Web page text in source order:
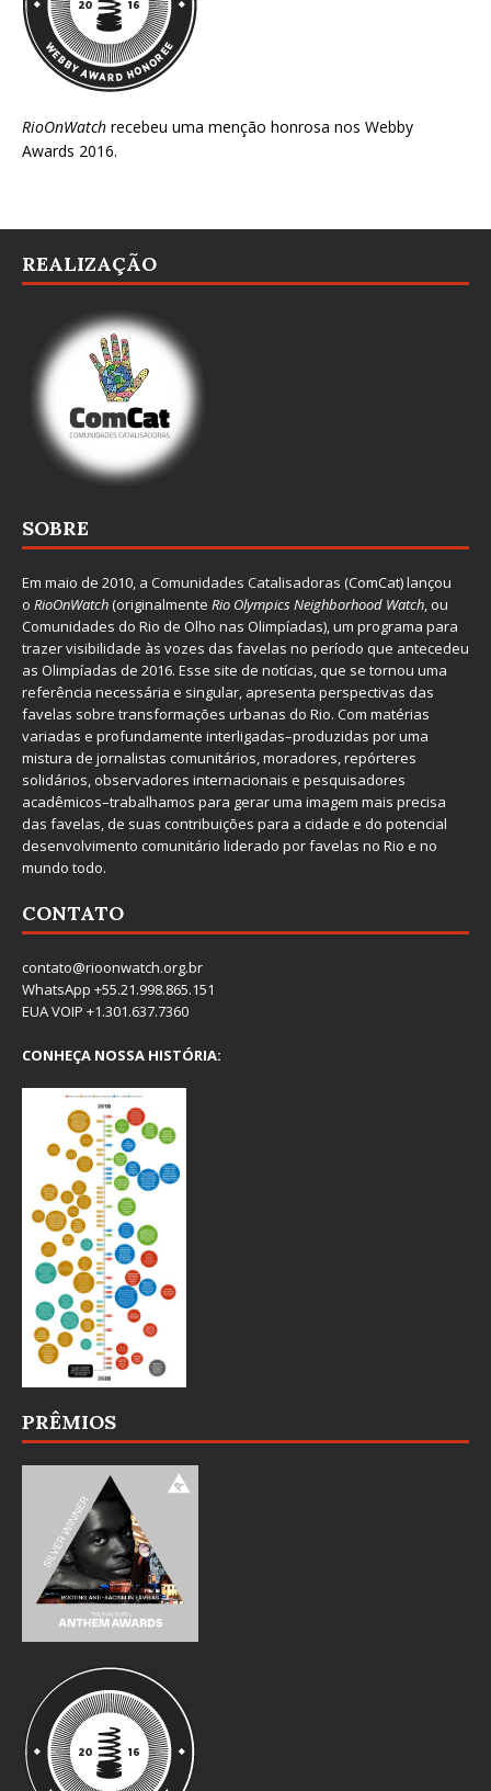
RioOnWatch recebeu uma menção honrosa nos Webby
Awards 2016.
REALIZAÇÃO
SOBRE
Em maio de 2010, a Comunidades Catalisadoras (ComCat) lançou
o RioOnWatch(originalmente Rio Olympics Neighborhood Watch, ou
Comunidades do Rio de Olho nas Olimpíadas), um programa para
trazer visibilidade às vozes das favelas no período que antecedeu
as Olimpíadas de 2016. Esse site de notícias, que se tornou uma
referência necessária e singular, apresenta perspectivas das
favelas sobre transformações urbanas do Rio. Com matérias
variadas e profundamente interligadas–produzidas por uma
mistura de jornalistas comunitários, moradores, repórteres
solidários, observadores internacionais e pesquisadores
acadêmicos–trabalhamos para gerar uma imagem mais precisa
das favelas, de suas contribuições para a cidade e do potencial
desenvolvimento comunitário liderado por favelas no Rio e no
mundo todo.
CONTATO
contato@rioonwatch.org.br
WhatsApp +55.21.998.865.151
EUA VOIP +1.301.637.7360
CONHEÇA NOSSA HISTÓRIA:
PRÊMIOS